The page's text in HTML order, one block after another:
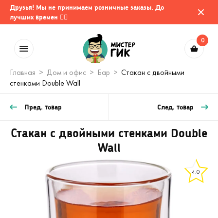
Друзья! Мы не принимаем розничные заказы. До
лучших времен 🤷‍♂️
0
Главная Дом и офис Бар
Стакан с двойными
стенками Double Wall
Пред. товар След. товар
Стакан с двойными стенками Double
Wall
4.0